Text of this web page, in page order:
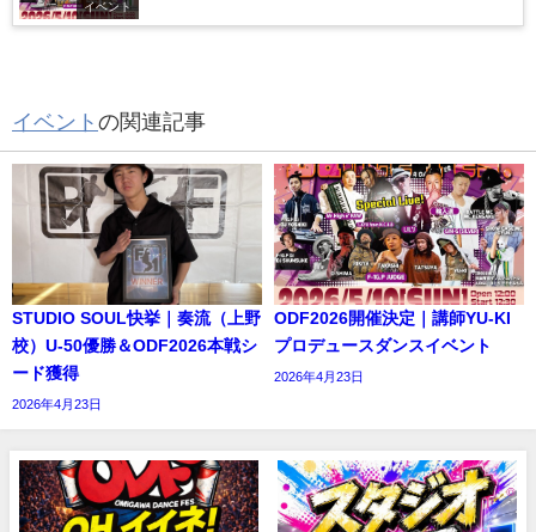
イベント
イベント の関連記事
STUDIO SOUL快挙｜奏流（上野
校）U-50優勝＆ODF2026本戦シ
ード獲得
2026年4月23日
ODF2026開催決定｜講師YU-KI
プロデュースダンスイベント
2026年4月23日